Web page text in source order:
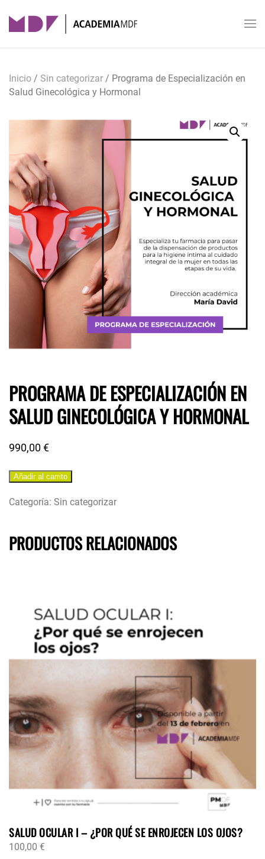
Skip to main content
Inicio / Sin categorizar / Programa de Especialización en
Salud Ginecológica y Hormonal
PROGRAMA DE ESPECIALIZACIÓN EN
SALUD GINECOLÓGICA Y HORMONAL
990,00€
Añadir al carrito
Categoría: Sin categorizar
PRODUCTOS RELACIONADOS
SALUD OCULAR I – ¿POR QUÉ SE ENROJECEN LOS OJOS?
100,00 €